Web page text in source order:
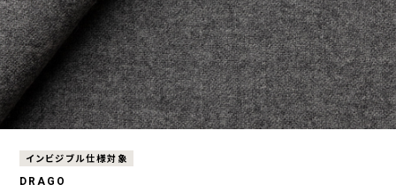
インビジブル仕様対象
DRAGO